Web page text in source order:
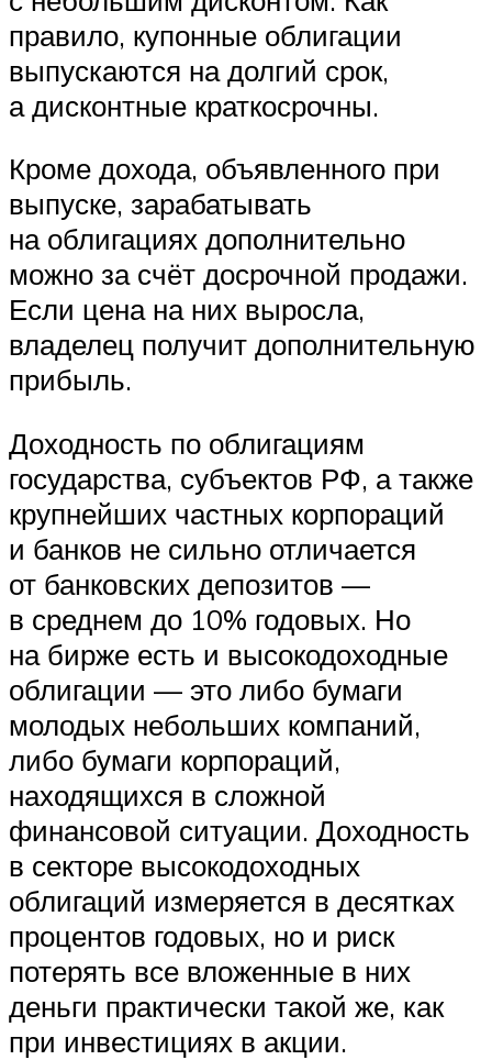
правило, купонные облигации
выпускаются на долгий срок,
а дисконтные краткосрочны.
Кроме дохода, объявленного при
выпуске, зарабатывать
на облигациях дополнительно
можно за счёт досрочной продажи.
Если цена на них выросла,
владелец получит дополнительную
прибыль.
Доходность по облигациям
государства, субъектов РФ, а также
крупнейших частных корпораций
и банков не сильно отличается
от банковских депозитов —
в среднем до 10% годовых. Но
на бирже есть и высокодоходные
облигации — это либо бумаги
молодых небольших компаний,
либо бумаги корпораций,
находящихся в сложной
финансовой ситуации. Доходность
в секторе высокодоходных
облигаций измеряется в десятках
процентов годовых, но и риск
потерять все вложенные в них
деньги практически такой же, как
при инвестициях в акции.